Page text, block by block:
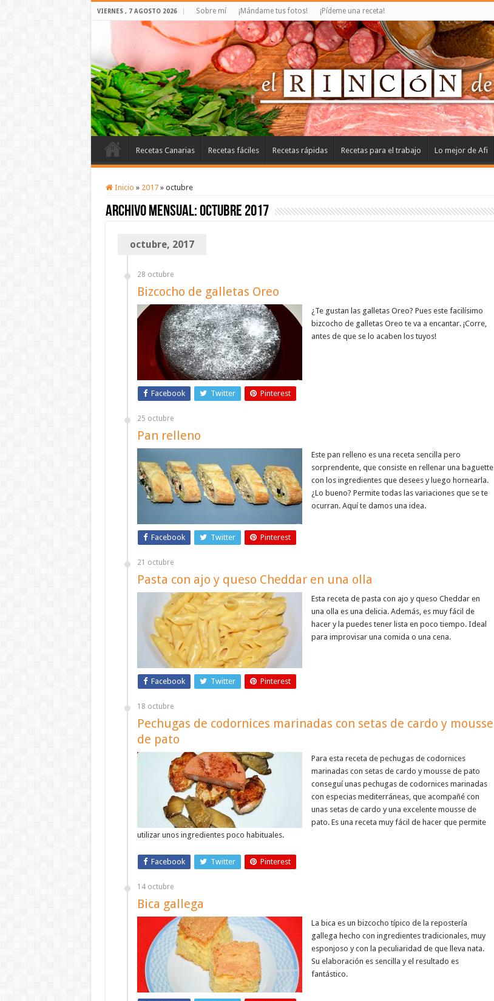
VIERNES , 7 AGOSTO 2026 Sobre mí ¡Mándame tus fotos! ¡Pídeme una receta!
Recetas Canarias Recetas fáciles Recetas rápidas Recetas para el trabajo Lo mejor de Afi
Inicio » 2017 » octubre
Archivo mensual:octubre 2017
octubre, 2017
28 octubre
Bizcocho de galletas Oreo
¿Te gustan las galletas Oreo? Pues este facilísimo
bizcocho de galletas Oreo te va a encantar. ¡Corre,
antes de que se lo acaben los tuyos!
Facebook Twitter Pinterest
25 octubre
Pan relleno
Este pan relleno es una receta sencilla pero
sorprendente, que consiste en rellenar una baguette
con los ingredientes que desees y luego hornearla.
¿Lo bueno? Permite todas las variaciones que se te
ocurran. Aquí te damos una idea.
Facebook Twitter Pinterest
21 octubre
Pasta con ajo y queso Cheddar en una olla
Esta receta de pasta con ajo y queso Cheddar en
una olla es una delicia. Además, es muy fácil de
hacer y la puedes tener lista en poco tiempo. Ideal
para improvisar una comida o una cena.
Facebook Twitter Pinterest
18 octubre
Pechugas de codornices marinadas con setas de cardo y mousse
de pato
Para esta receta de pechugas de codornices
marinadas con setas de cardo y mousse de pato
conseguí unas pechugas de codornices marinadas
con especias mediterráneas, que acompañé con
unas setas de cardo y una excelente mousse de
pato. Es una receta muy fácil de hacer que permite
utilizar unos ingredientes poco habituales.
Facebook Twitter Pinterest
14 octubre
Bica gallega
La bica es un bizcocho típico de la repostería
gallega hecho con ingredientes tradicionales, muy
esponjoso y con la peculiaridad de que lleva nata.
Su elaboración es sencilla y el resultado es
fantástico.